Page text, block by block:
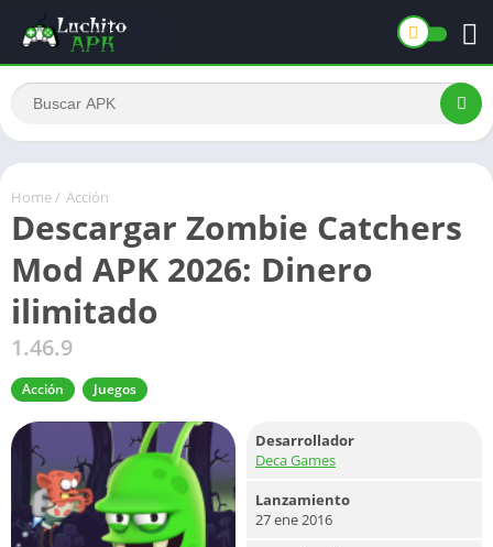
Home / Acción
Descargar Zombie Catchers
Mod APK 2026: Dinero
ilimitado
1.46.9
Acción Juegos
Desarrollador
Deca Games
Lanzamiento
27 ene 2016